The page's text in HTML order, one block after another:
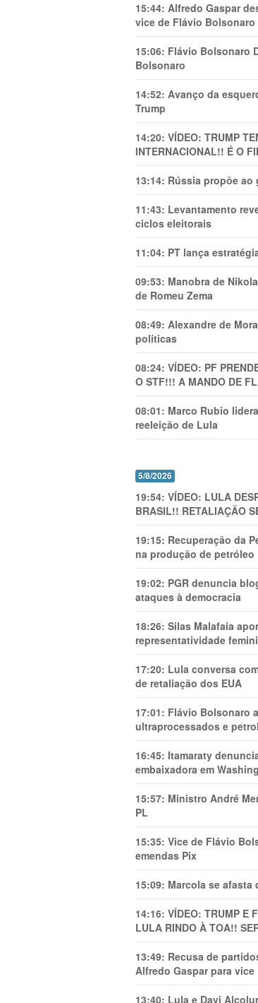
15:44: Alfredo Gaspar
vice de Flávio Bolsonaro
15:06: Flávio Bolsonaro
Bolsonaro
14:52: Avanço da
Trump
14:20: VÍDEO: TRUMP
INTERNACIONAL!! É O
13:14: Rússia propõe ao
11:43: Levantamento
ciclos eleitorais
11:04: PT lança
09:53: Manobra de
de Romeu Zema
08:49: Alexandre de
políticas
08:24: VÍDEO: PF
O STF!!! A MANDO DE
08:01: Marco Rubio
reeleição de Lula
5/8/2026
19:54: VÍDEO: LULA
BRASIL!! RETALIAÇÃO
19:15: Recuperação da
na produção de petróleo
19:02: PGR denuncia
ataques à democracia
18:26: Silas Malafaia
representatividade
17:20: Lula conversa
de retaliação dos EUA
17:01: Flávio Bolsonaro
ultraprocessados e
16:45: Itamaraty
embaixadora em
15:57: Ministro André
PL
15:35: Vice de Flávio
emendas Pix
15:09: Marcola se
14:16: VÍDEO: TRUMP E
LULA RINDO À TOA!!
13:49: Recusa de
Alfredo Gaspar para vice
13:40: Lula e Davi